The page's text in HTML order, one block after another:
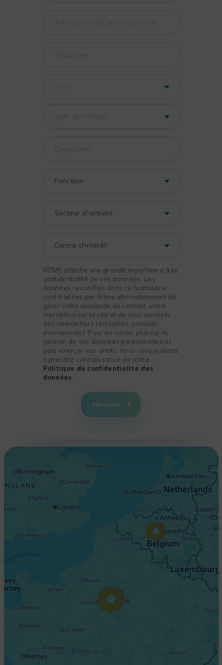
RITME attache une grande importance à la
confidentialité de vos données. Les
données recueillies dans ce formulaire
sont traitées par Ritme afin notamment de
gérer votre demande de contact, votre
inscription sur le site et de vous envoyer
des newsletters (actualités, produits,
événements). Pour en savoir plus sur la
gestion de vos données personnelles et
pour exercer vos droits, nous vous invitons
à prendre connaissance de notre
Politique de confidentialité des
données
ENVOYER